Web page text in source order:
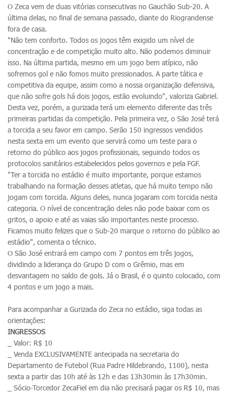
O Zeca vem de duas vitórias consecutivas no Gauchão Sub-20. A
última delas, no final de semana passado, diante do Riograndense
fora de casa.
"Não tem conforto. Todos os jogos têm exigido um nível de
concentração e de competição muito alto. Não podemos diminuir
isso. Na última partida, mesmo em um jogo bem atípico, não
sofremos gol e não fomos muito pressionados. A parte tática e
competitiva da equipe, assim como a nossa organização defensiva,
que não sofre gols há dois jogos, estão evoluindo", valoriza Gabriel.
Desta vez, porém, a gurizada terá um elemento diferente das três
primeiras partidas da competição. Pela primeira vez, o São José terá
a torcida a seu favor em campo. Serão 150 ingressos vendidos
nesta sexta em um evento que servirá como um teste para o
retorno do público aos jogos profissionais, seguindo todos os
protocolos sanitários estabelecidos pelos governos e pela FGF.
"Ter a torcida no estádio é muito importante, porque estamos
trabalhando na formação desses atletas, que há muito tempo não
jogam com torcida. Alguns deles, nunca jogaram com torcida nesta
categoria. O nível de concentração deles não pode baixar com os
gritos, o apoio e até as vaias são importantes neste processo.
Ficamos muito felizes que o Sub-20 marque o retorno do público ao
estádio", comenta o técnico.
O São José entrará em campo com 7 pontos em três jogos,
dividindo a liderança do Grupo D com o Grêmio, mas em
desvantagem no saldo de gols. Já o Brasil, é o quinto colocado, com
4 pontos e um jogo a mais.
Para acompanhar a Gurizada do Zeca no estádio, siga todas as
orientações:
INGRESSOS
_ Valor: R$ 10
_ Venda EXCLUSIVAMENTE antecipada na secretaria do
Departamento de Futebol (Rua Padre Hildebrando, 1100), nesta
sexta a partir das 10h até às 12h e das 13h30min às 17h30min.
_ Sócio-Torcedor ZecaFiel em dia não precisará pagar os R$ 10, mas